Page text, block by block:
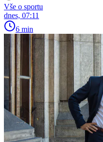
Vše o sportu
dnes, 07:11
6 min